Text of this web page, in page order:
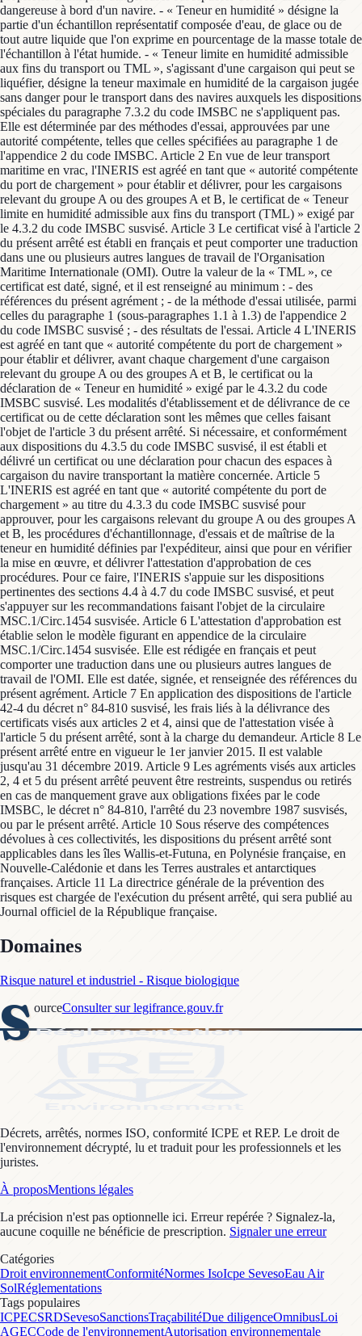
dangereuse à bord d'un navire. - « Teneur en humidité » désigne la
partie d'un échantillon représentatif composée d'eau, de glace ou de
tout autre liquide que l'on exprime en pourcentage de la masse totale de
l'échantillon à l'état humide. - « Teneur limite en humidité admissible
aux fins du transport ou TML », s'agissant d'une cargaison qui peut se
liquéfier, désigne la teneur maximale en humidité de la cargaison jugée
sans danger pour le transport dans des navires auxquels les dispositions
spéciales du paragraphe 7.3.2 du code IMSBC ne s'appliquent pas.
Elle est déterminée par des méthodes d'essai, approuvées par une
autorité compétente, telles que celles spécifiées au paragraphe 1 de
l'appendice 2 du code IMSBC. Article 2 En vue de leur transport
maritime en vrac, l'INERIS est agréé en tant que « autorité compétente
du port de chargement » pour établir et délivrer, pour les cargaisons
relevant du groupe A ou des groupes A et B, le certificat de « Teneur
limite en humidité admissible aux fins du transport (TML) » exigé par
le 4.3.2 du code IMSBC susvisé. Article 3 Le certificat visé à l'article 2
du présent arrêté est établi en français et peut comporter une traduction
dans une ou plusieurs autres langues de travail de l'Organisation
Maritime Internationale (OMI). Outre la valeur de la « TML », ce
certificat est daté, signé, et il est renseigné au minimum : - des
références du présent agrément ; - de la méthode d'essai utilisée, parmi
celles du paragraphe 1 (sous-paragraphes 1.1 à 1.3) de l'appendice 2
du code IMSBC susvisé ; - des résultats de l'essai. Article 4 L'INERIS
est agréé en tant que « autorité compétente du port de chargement »
pour établir et délivrer, avant chaque chargement d'une cargaison
relevant du groupe A ou des groupes A et B, le certificat ou la
déclaration de « Teneur en humidité » exigé par le 4.3.2 du code
IMSBC susvisé. Les modalités d'établissement et de délivrance de ce
certificat ou de cette déclaration sont les mêmes que celles faisant
l'objet de l'article 3 du présent arrêté. Si nécessaire, et conformément
aux dispositions du 4.3.5 du code IMSBC susvisé, il est établi et
délivré un certificat ou une déclaration pour chacun des espaces à
cargaison du navire transportant la matière concernée. Article 5
L'INERIS est agréé en tant que « autorité compétente du port de
chargement » au titre du 4.3.3 du code IMSBC susvisé pour
approuver, pour les cargaisons relevant du groupe A ou des groupes A
et B, les procédures d'échantillonnage, d'essais et de maîtrise de la
teneur en humidité définies par l'expéditeur, ainsi que pour en vérifier
la mise en œuvre, et délivrer l'attestation d'approbation de ces
procédures. Pour ce faire, l'INERIS s'appuie sur les dispositions
pertinentes des sections 4.4 à 4.7 du code IMSBC susvisé, et peut
s'appuyer sur les recommandations faisant l'objet de la circulaire
MSC.1/Circ.1454 susvisée. Article 6 L'attestation d'approbation est
établie selon le modèle figurant en appendice de la circulaire
MSC.1/Circ.1454 susvisée. Elle est rédigée en français et peut
comporter une traduction dans une ou plusieurs autres langues de
travail de l'OMI. Elle est datée, signée, et renseignée des références du
présent agrément. Article 7 En application des dispositions de l'article
42-4 du décret n° 84-810 susvisé, les frais liés à la délivrance des
certificats visés aux articles 2 et 4, ainsi que de l'attestation visée à
l'article 5 du présent arrêté, sont à la charge du demandeur. Article 8 Le
présent arrêté entre en vigueur le 1er janvier 2015. Il est valable
jusqu'au 31 décembre 2019. Article 9 Les agréments visés aux articles
2, 4 et 5 du présent arrêté peuvent être restreints, suspendus ou retirés
en cas de manquement grave aux obligations fixées par le code
IMSBC, le décret n° 84-810, l'arrêté du 23 novembre 1987 susvisés,
ou par le présent arrêté. Article 10 Sous réserve des compétences
dévolues à ces collectivités, les dispositions du présent arrêté sont
applicables dans les îles Wallis-et-Futuna, en Polynésie française, en
Nouvelle-Calédonie et dans les Terres australes et antarctiques
françaises. Article 11 La directrice générale de la prévention des
risques est chargée de l'exécution du présent arrêté, qui sera publié au
Journal officiel de la République française.
Domaines
Risque naturel et industriel - Risque biologique
S ourceConsulter sur legifrance.gouv.fr
Décrets, arrêtés, normes ISO, conformité ICPE et REP. Le droit de
l'environnement décrypté, lu et traduit pour les professionnels et les
juristes.
À proposMentions légales
La précision n'est pas optionnelle ici. Erreur repérée ? Signalez-la,
aucune coquille ne bénéficie de prescription. Signaler une erreur
Catégories
Droit environnementConformitéNormes IsoIcpe SevesoEau Air
SolRéglementations
Tags populaires
ICPECSRDSevesoSanctionsTraçabilitéDue diligenceOmnibusLoi
AGECCode de l'environnementAutorisation environnementale